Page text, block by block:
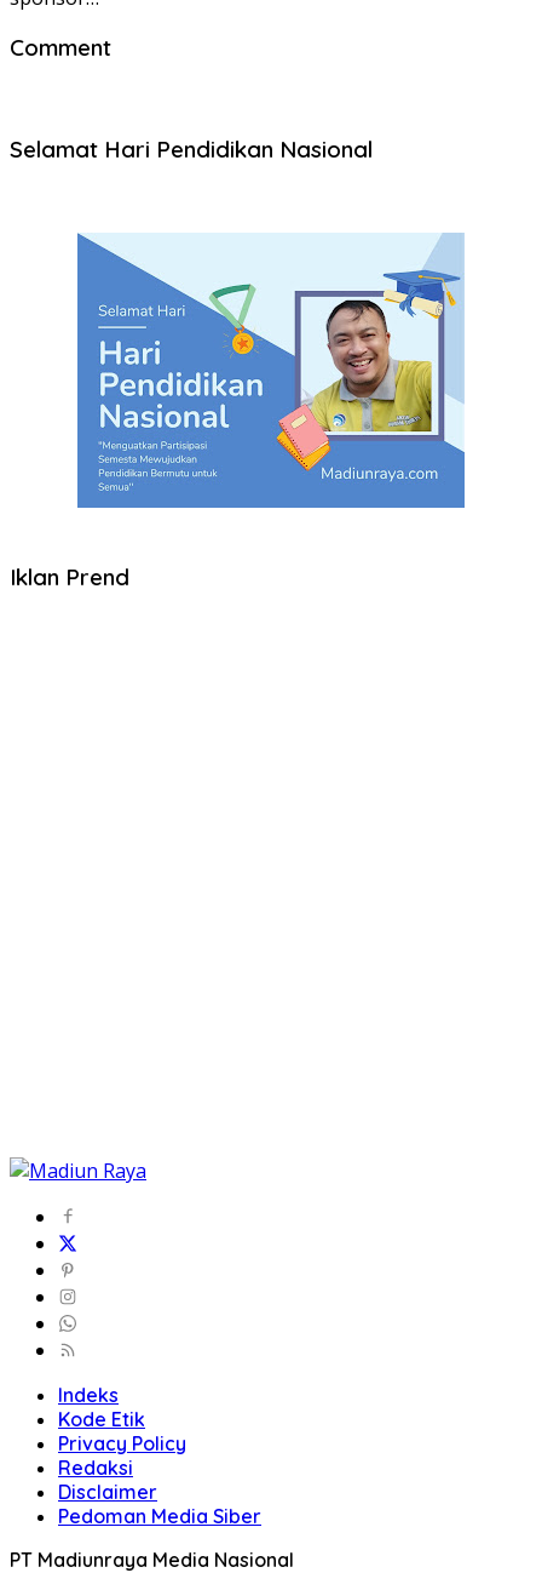
Comment
Selamat Hari Pendidikan Nasional
Iklan Prend
Indeks
Kode Etik
Privacy Policy
Redaksi
Disclaimer
Pedoman Media Siber
PT Madiunraya Media Nasional